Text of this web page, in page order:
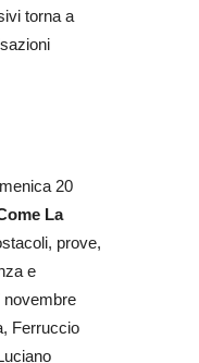
torna a
20
La
prove,
e
novembre
Ferruccio